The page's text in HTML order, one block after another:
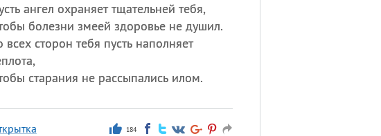
ангел охраняет тщательней тебя,
болезни змеей здоровье не душил.
всех сторон тебя пусть наполняет
старания не рассыпались илом.
184